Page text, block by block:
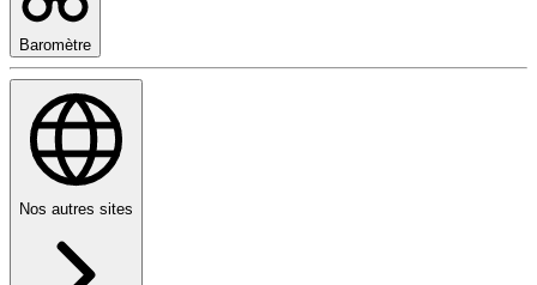
Baromètre
Nos autres sites